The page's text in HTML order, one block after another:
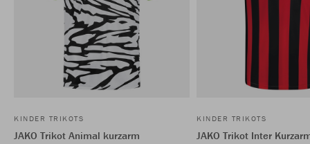
KINDER TRIKOTS
JAKO Trikot Animal kurzarm
KINDER TRIKOTS
JAKO Trikot Inter